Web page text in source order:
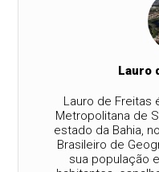
Lauro
Lauro de Freitas
Metropolitana de
estado da Bahia,
Brasileiro de
sua população